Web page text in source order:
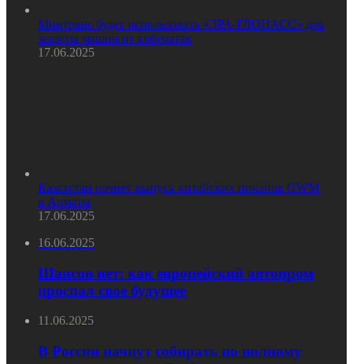
Минтранс будет использовать «ЭРА-ГЛОНАСС» для
защиты машин от кибератак
17.06.2025
Казахстан начнет выпуск китайских пикапов GWM
в Алматы
17.06.2025
16.06.2025
Шансов нет: как европейский автопром
проспал свое будущее
11.06.2025
В России начнут собирать по полному